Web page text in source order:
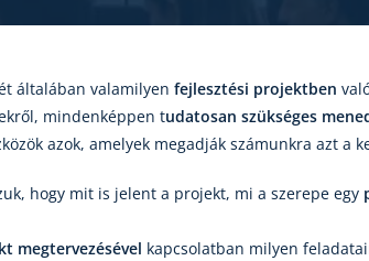
általában valamilyen fejlesztési projektben
mindenképpen tudatosan szükséges
azok, amelyek megadják számunkra azt
hogy mit is jelent a projekt, mi a szerepe egy
megtervezésével kapcsolatban milyen